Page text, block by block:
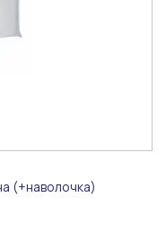
(+наволочка)